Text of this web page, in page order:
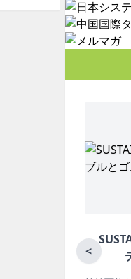
<
＆ RUBBER―
テナブルとゴム― vol.2